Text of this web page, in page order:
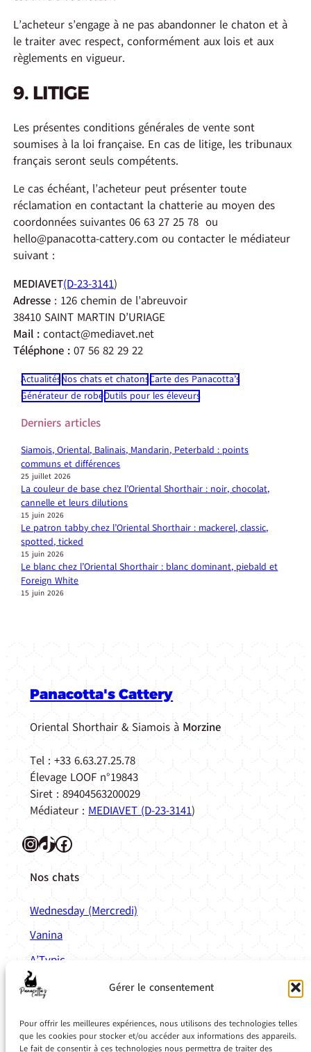
Gérer le consentement
Pour offrir les meilleures expériences, nous utilisons des technologies telles
que les cookies pour stocker et/ou accéder aux informations des appareils.
Le fait de consentir à ces technologies nous permettra de traiter des
L’acheteur s’engage à ne pas abandonner le chaton et à
le traiter avec respect, conformément aux lois et aux
règlements en vigueur.
9. LITIGE
Les présentes conditions générales de vente sont
soumises à la loi française. En cas de litige, les tribunaux
français seront seuls compétents.
Le cas échéant, l’acheteur peut présenter toute
réclamation en contactant la chatterie au moyen des
coordonnées suivantes 06 63 27 25 78 ou
hello@panacotta-cattery.com ou contacter le médiateur
suivant :
MEDIAVET(D-23-3141)
Adresse : 126 chemin de l’abreuvoir
38410 SAINT MARTIN D’URIAGE
Mail : contact@mediavet.net
Téléphone : 07 56 82 29 22
ActualitésNos chats et chatonsCarte des Panacotta’s
Générateur de robeOutils pour les éleveurs
Derniers articles
Siamois, Oriental, Balinais, Mandarin, Peterbald : points
communs et différences
25 juillet 2026
La couleur de base chez l’Oriental Shorthair : noir, chocolat,
cannelle et leurs dilutions
15 juin 2026
Le patron tabby chez l’Oriental Shorthair : mackerel, classic,
spotted, ticked
15 juin 2026
Le blanc chez l’Oriental Shorthair : blanc dominant, piebald et
Foreign White
15 juin 2026
Panacotta's Cattery
Oriental Shorthair & Siamois à Morzine
Tel : +33 6.63.27.25.78
Élevage LOOF n°19843
Siret : 89404563200029
Médiateur : MEDIAVET (D-23-3141)
InstagramTikTok Facebook
Nos chats
Wednesday (Mercredi)
Vanina
A’Typic
Anatole
Liens
Calculette de mise bas